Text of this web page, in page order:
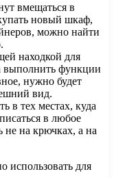
вмещаться в
новый шкаф,
можно найти
находкой для
выполнить функции
нужно будет
вид.
в тех местах, куда
в любое
не на крючках, а на
использовать для